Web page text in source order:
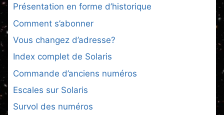
Présentation en forme d’historique
Comment s’abonner
Vous changez d’adresse?
Index complet de Solaris
Commande d’anciens numéros
Escales sur Solaris
Survol des numéros